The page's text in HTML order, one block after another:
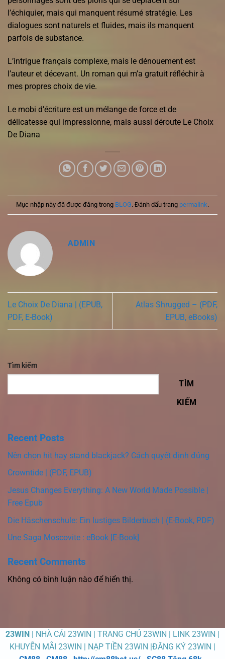
l’échiquier, mais qui manquent résumé stratégie. Les
dialogues sont naturels et fluides, mais ils manquent
parfois de substance.
L’intrigue français complexe, mais le dénouement est
l’auteur et décevant. Un roman qui m’a gratuit réfléchir à
mes propres choix de vie.
Le mobi d’écriture est un mélange de force et de
délicatesse qui impressionne, mais aussi déroute Le Choix
De Diana
Mục nhập này đã được đăng trong BLOG. Đánh dấu trang permalink.
ADMIN
Le Choix De Diana | (EPUB,
PDF, E-Book)
Atlas Shrugged – (PDF,
EPUB, eBooks)
Tìm kiếm
TÌM
KIẾM
Recent Posts
Nên chọn hit hay stand blackjack? Cách quyết định đúng
Crowntide | (PDF, EPUB)
Jesus Changes Everything: A New World Made Possible |
Free Epub
Die Häschenschule: Ein lustiges Bilderbuch | (E-Book, PDF)
Une Saga Moscovite : eBook [E-Book]
Recent Comments
Không có bình luận nào để hiển thị.
23WIN | NHÀ CÁI 23WIN | TRANG CHỦ 23WIN | LINK 23WIN |
KHUYỄN MÃI 23WIN | NẠP TIỀN 23WIN |ĐĂNG KÝ 23WIN |